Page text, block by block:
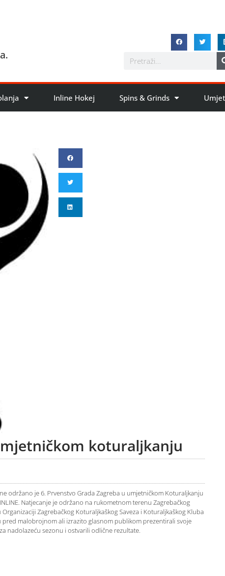
Inline Hokej Spins & Grinds
koturaljkanju
održano je 6. Prvenstvo Grada Zagreba u umjetničkom Koturaljkanju
Natjecanje je održano na rukometnom terenu Zagrebačkog
Zagrebačkog Koturaljkaškog Saveza i Koturaljkaškog Kluba
pred malobrojnom ali izrazito glasnom publikom prezentirali svoje
nadolazeću sezonu i ostvarili odlične rezultate.